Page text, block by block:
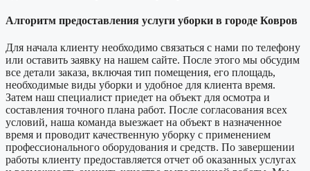
Алгоритм предоставления услуги уборки в городе Ковров
Для начала клиенту необходимо связаться с нами по телефону
или оставить заявку на нашем сайте. После этого мы обсудим
все детали заказа, включая тип помещения, его площадь,
необходимые виды уборки и удобное для клиента время.
Затем наш специалист приедет на объект для осмотра и
составления точного плана работ. После согласования всех
условий, наша команда выезжает на объект в назначенное
время и проводит качественную уборку с применением
профессионального оборудования и средств. По завершении
работы клиенту предоставляется отчет об оказанных услугах